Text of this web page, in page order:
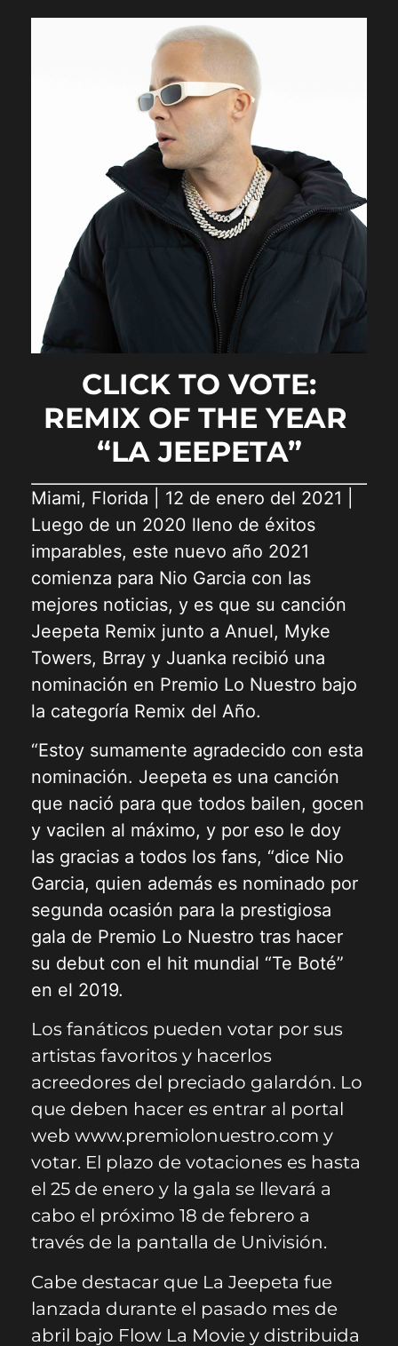
CLICK TO VOTE:
REMIX OF THE YEAR
“LA JEEPETA”
Miami, Florida | 12 de enero del 2021 |
Luego de un 2020 lleno de éxitos
imparables, este nuevo año 2021
comienza para Nio Garcia con las
mejores noticias, y es que su canción
Jeepeta Remix junto a Anuel, Myke
Towers, Brray y Juanka recibió una
nominación en Premio Lo Nuestro bajo
la categoría Remix del Año.
“Estoy sumamente agradecido con esta
nominación. Jeepeta es una canción
que nació para que todos bailen, gocen
y vacilen al máximo, y por eso le doy
las gracias a todos los fans, “dice Nio
Garcia, quien además es nominado por
segunda ocasión para la prestigiosa
gala de Premio Lo Nuestro tras hacer
su debut con el hit mundial “Te Boté”
en el 2019.
Los fanáticos pueden votar por sus
artistas favoritos y hacerlos
acreedores del preciado galardón. Lo
que deben hacer es entrar al portal
web www.premiolonuestro.com y
votar. El plazo de votaciones es hasta
el 25 de enero y la gala se llevará a
cabo el próximo 18 de febrero a
través de la pantalla de Univisión.
Cabe destacar que La Jeepeta fue
lanzada durante el pasado mes de
abril bajo Flow La Movie y distribuida